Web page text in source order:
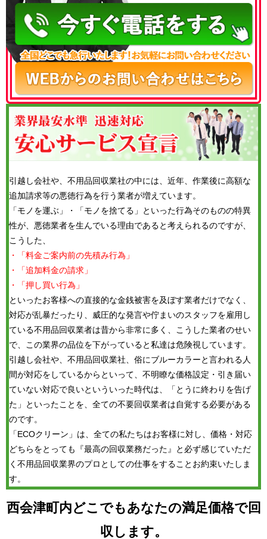
引越し会社や、不用品回収業社の中には、近年、作業後に高額な
追加請求等の悪徳行為を行う業者が増えています。
「モノを運ぶ」・「モノを捨てる」といった行為そのものの特異
性が、悪徳業者を生んでいる理由であると考えられるのですが、
こうした、
・「料金ご案内前の先積み行為」
・「追加料金の請求」
・「押し買い行為」
といったお客様への直接的な金銭被害を及ぼす業者だけでなく、
対応が乱暴だったり、威圧的な発言や佇まいのスタッフを雇用し
ている不用品回収業者は昔から非常に多く、こうした業者のせい
で、この業界の品位を下がっていると私達は危険視しています。
引越し会社や、不用品回収業社、俗にブルーカラーと言われる人
間が対応をしているからといって、不明瞭な価格設定・引き届い
ていない対応で良いといういった時代は、「とうに終わりを告げ
た」といったことを、全ての不要回収業者は自覚する必要がある
のです。
「ECOクリーン」は、全ての私たちはお客様に対し、価格・対応
どちらをとっても『最高の回収業務だった』と必ず感じていただ
く不用品回収業界のプロとしての仕事をすることお約束いたしま
す。
西会津町内どこでもあなたの満足価格で回
収します。